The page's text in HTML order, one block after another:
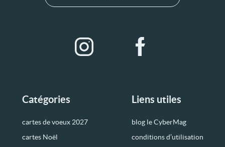
Catégories
cartes de voeux 2027
cartes Noël
Liens utiles
blog le CyberMag
conditions d’utilisation